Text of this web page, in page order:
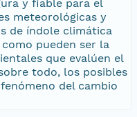
y fiable para el
meteorológicas y
de índole climática
pueden ser la
que evalúen el
todo, los posibles
del cambio